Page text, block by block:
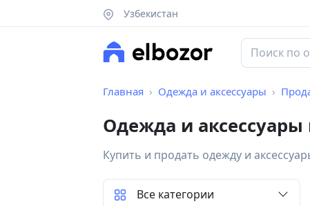
Узбекистан
Главная Одежда и аксессуары
Одежда и
Купить и продать одежду и
Все категории